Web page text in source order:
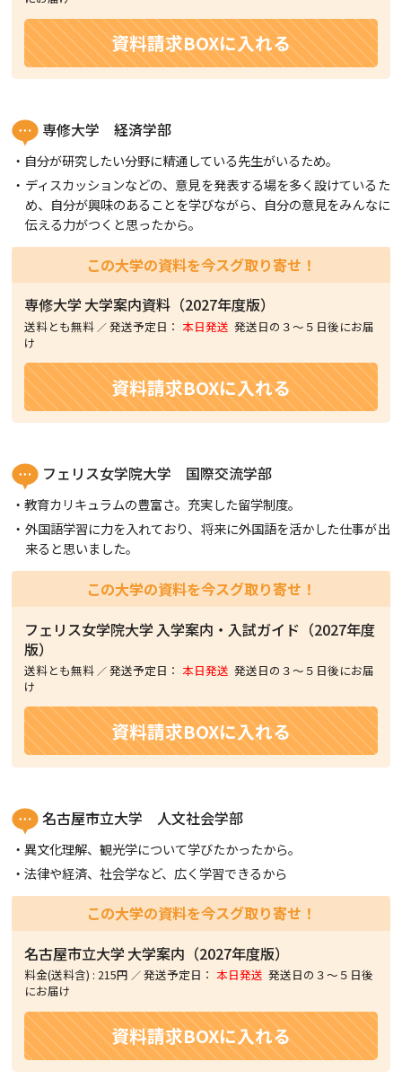
資料請求BOXに入れる
専修大学 経済学部
自分が研究したい分野に精通している先生がいるため。
ディスカッションなどの、意見を発表する場を多く設けているた
め、自分が興味のあることを学びながら、自分の意見をみんなに
伝える力がつくと思ったから。
この大学の資料を今スグ取り寄せ！
専修大学 大学案内資料（2027年度版）
送料とも無料 発送予定日： 本日発送 発送日の３〜５日後にお届
け
資料請求BOXに入れる
フェリス女学院大学 国際交流学部
教育カリキュラムの豊富さ。充実した留学制度。
外国語学習に力を入れており、将来に外国語を活かした仕事が出
来ると思いました。
この大学の資料を今スグ取り寄せ！
フェリス女学院大学 入学案内・入試ガイド（2027年度
版）
送料とも無料 発送予定日： 本日発送 発送日の３〜５日後にお届
け
資料請求BOXに入れる
名古屋市立大学 人文社会学部
異文化理解、観光学について学びたかったから。
法律や経済、社会学など、広く学習できるから
この大学の資料を今スグ取り寄せ！
名古屋市立大学 大学案内（2027年度版）
料金(送料含) : 215円 発送予定日： 本日発送 発送日の３〜５日後
にお届け
資料請求BOXに入れる